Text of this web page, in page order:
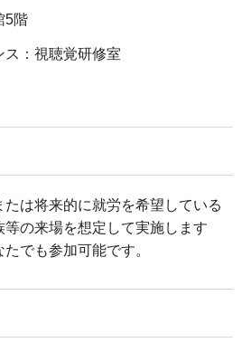
5階
ス：視聴覚研修室
は将来的に就労を希望している
の来場を想定して実施します
でも参加可能です。